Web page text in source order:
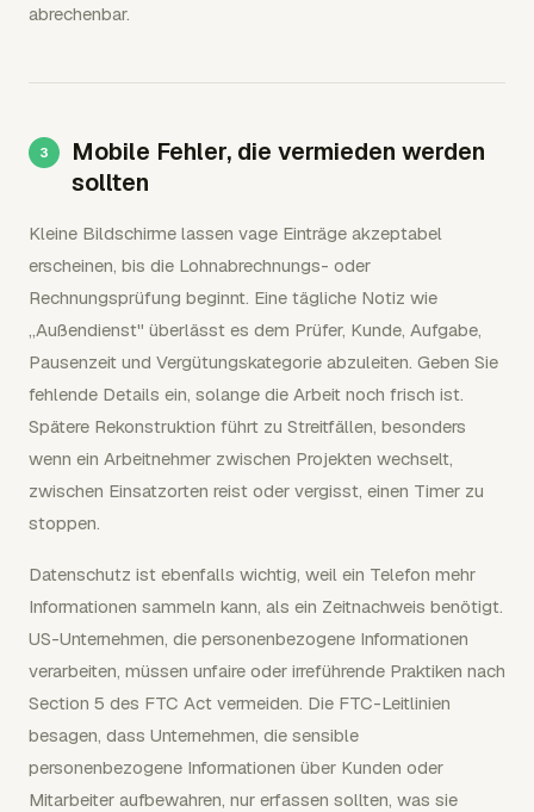
abrechenbar.
Mobile Fehler, die vermieden werden
sollten
Kleine Bildschirme lassen vage Einträge akzeptabel
erscheinen, bis die Lohnabrechnungs- oder
Rechnungsprüfung beginnt. Eine tägliche Notiz wie
„Außendienst" überlässt es dem Prüfer, Kunde, Aufgabe,
Pausenzeit und Vergütungskategorie abzuleiten. Geben Sie
fehlende Details ein, solange die Arbeit noch frisch ist.
Spätere Rekonstruktion führt zu Streitfällen, besonders
wenn ein Arbeitnehmer zwischen Projekten wechselt,
zwischen Einsatzorten reist oder vergisst, einen Timer zu
stoppen.
Datenschutz ist ebenfalls wichtig, weil ein Telefon mehr
Informationen sammeln kann, als ein Zeitnachweis benötigt.
US-Unternehmen, die personenbezogene Informationen
verarbeiten, müssen unfaire oder irreführende Praktiken nach
Section 5 des FTC Act vermeiden. Die FTC-Leitlinien
besagen, dass Unternehmen, die sensible
personenbezogene Informationen über Kunden oder
Mitarbeiter aufbewahren, nur erfassen sollten, was sie